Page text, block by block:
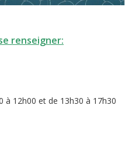
renseigner:
à 12h00 et de 13h30 à 17h30